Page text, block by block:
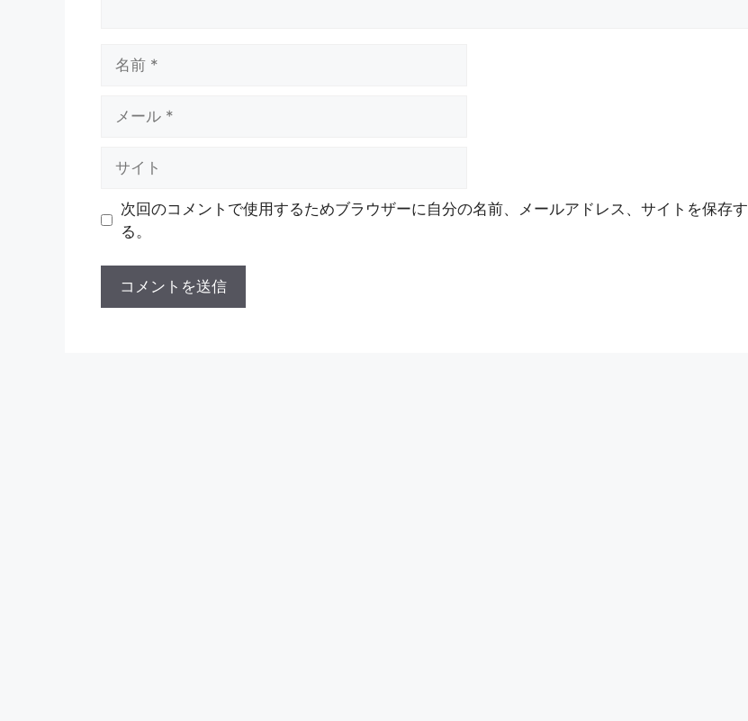
次回のコメントで使用するためブラウザーに自分の名前、メールアドレス、サイトを保存す
る。